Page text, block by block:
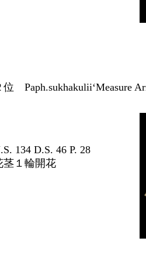
位 Paph.sukhakulii‘Measure
134 D.S. 46 P. 28
茎１輪開花